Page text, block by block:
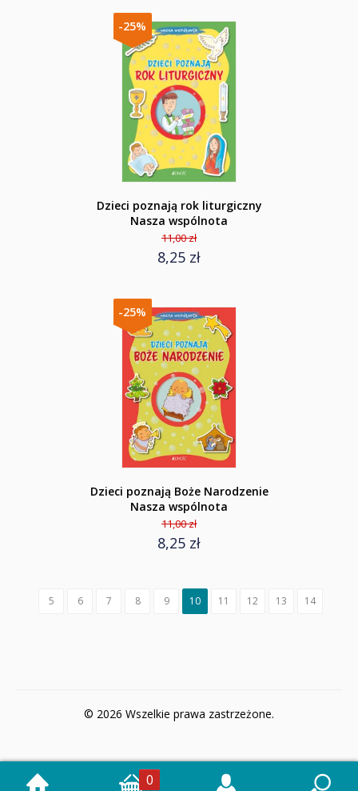
-25%
Dzieci poznają rok liturgiczny
Nasza wspólnota
11,00 zł
8,25 zł
-25%
Dzieci poznają Boże Narodzenie
Nasza wspólnota
11,00 zł
8,25 zł
5 6 7 8 9 10 11 12 13 14
© 2026 Wszelkie prawa zastrzeżone.
0